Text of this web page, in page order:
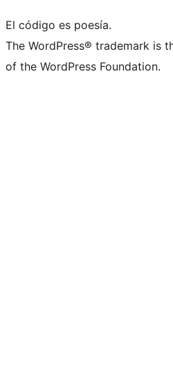
El código es poesía.
The WordPress® trademark is
of the WordPress Foundation.